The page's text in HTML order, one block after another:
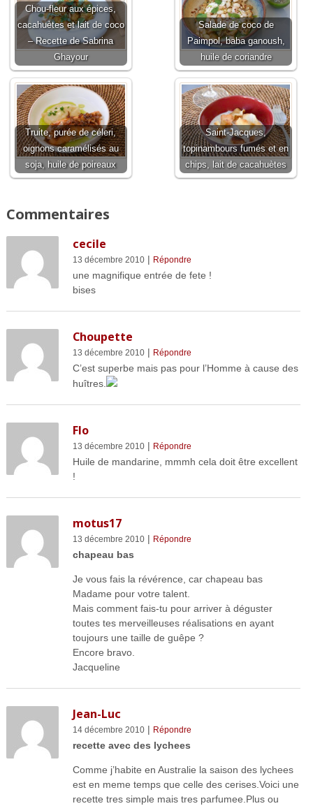
Chou-fleur aux épices,
cacahuètes et lait de coco
– Recette de Sabrina
Ghayour
Salade de coco de
Paimpol, baba ganoush,
huile de coriandre
Truite, purée de céleri,
oignons caramélisés au
soja, huile de poireaux
Saint-Jacques,
topinambours fumés et en
chips, lait de cacahuètes
Commentaires
cecile
13 décembre 2010| Répondre
une magnifique entrée de fete !
bises
Choupette
13 décembre 2010| Répondre
C’est superbe mais pas pour l’Homme à cause des
huîtres.
Flo
13 décembre 2010| Répondre
Huile de mandarine, mmmh cela doit être excellent
!
motus17
13 décembre 2010| Répondre
chapeau bas
Je vous fais la révérence, car chapeau bas
Madame pour votre talent.
Mais comment fais-tu pour arriver à déguster
toutes tes merveilleuses réalisations en ayant
toujours une taille de guêpe ?
Encore bravo.
Jacqueline
Jean-Luc
14 décembre 2010| Répondre
recette avec des lychees
Comme j’habite en Australie la saison des lychees
est en meme temps que celle des cerises.Voici une
recette tres simple mais tres parfumee.Plus ou